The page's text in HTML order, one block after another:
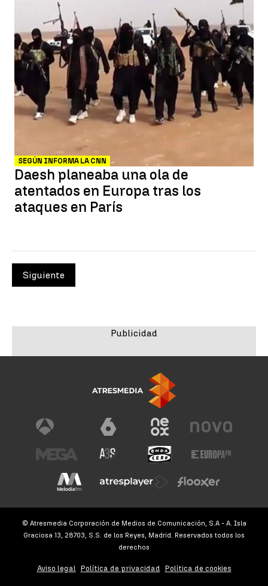
SEGÚN INFORMA LA CNN
Daesh planeaba una ola de
atentados en Europa tras los
ataques en París
Siguiente
© Atresmedia Corporación de Medios de Comunicación, S.A - A. Isla
Graciosa 13, 28703, S.S. de los Reyes, Madrid. Reservados todos los
derechos
Aviso legal Política de privacidad Política de cookies